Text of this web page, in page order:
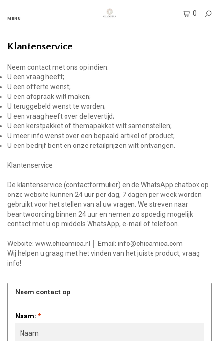
MENU
0
Klantenservice
Neem contact met ons op indien:
U een vraag heeft;
U een offerte wenst;
U een afspraak wilt maken;
U teruggebeld wenst te worden;
U een vraag heeft over de levertijd;
U een kerstpakket of themapakket wilt samenstellen;
U meer info wenst over een bepaald artikel of product;
U een bedrijf bent en onze retailprijzen wilt ontvangen.
Klantenservice
De klantenservice (contactformulier) en de WhatsApp chatbox op
onze website kunnen 24 uur per dag, 7 dagen per week worden
gebruikt voor het stellen van al uw vragen. We streven naar
beantwoording binnen 24 uur en nemen zo spoedig mogelijk
contact met u op middels WhatsApp, e-mail of telefoon.
Website: www.chicamica.nl │ Email: info@chicamica.com
Wij helpen u graag met het vinden van het juiste product, vraag
info!
Neem contact op
Naam: *